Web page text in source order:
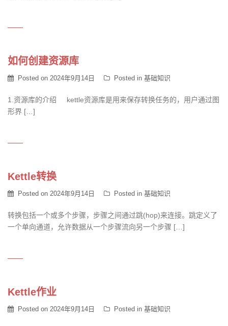
如何创建资源库
Posted on 2024年9月14日 Posted in 基础知识
1.资源库的介绍 kettle资源库是用来保存转换任务的，用户通过图
形界 […]
Kettle转换
Posted on 2024年9月14日 Posted in 基础知识
转换包括一个或多个步骤，步骤之间通过跳(hop)来连接。跳定义了
一个单向通道，允许数据从一个步骤流向另一个步骤 […]
Kettle作业
Posted on 2024年9月14日 Posted in 基础知识